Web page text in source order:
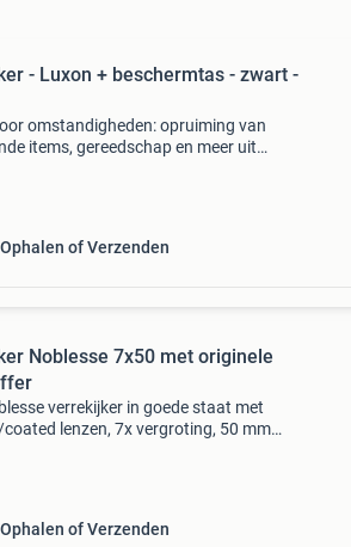
- Luxon + beschermtas - zwart -
omstandigheden: opruiming van
items, gereedschap en meer uit
Ophalen of Verzenden
Noblesse 7x50 met originele
verrekijker in goede staat met
lenzen, 7x vergroting, 50 mm
Ophalen of Verzenden